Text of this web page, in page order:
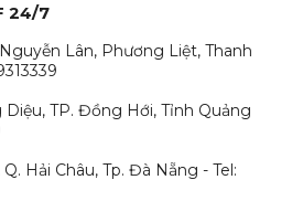
24/7
Lân, Phương Liệt, Thanh
TP. Đồng Hới, Tỉnh Quảng
Hải Châu, Tp. Đà Nẵng - Tel: